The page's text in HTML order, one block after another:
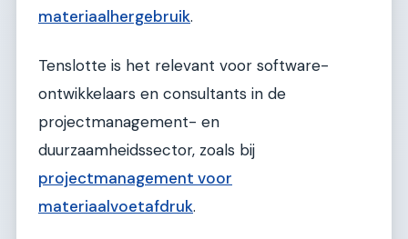
materiaalhergebruik.
Tenslotte is het relevant voor software-
ontwikkelaars en consultants in de
projectmanagement- en
duurzaamheidssector, zoals bij
projectmanagement voor
materiaalvoetafdruk.